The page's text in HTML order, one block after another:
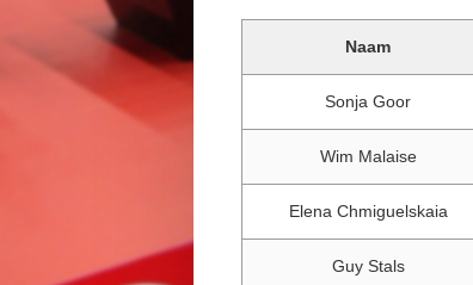
Naam
Sonja Goor
Wim Malaise
Elena Chmiguelskaia
Guy Stals